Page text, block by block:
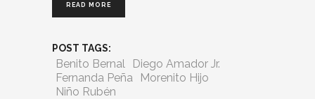
READ MORE
POST TAGS:
Benito Bernal
Diego Amador Jr.
Fernanda Peña
Morenito Hijo
Niño Rubén